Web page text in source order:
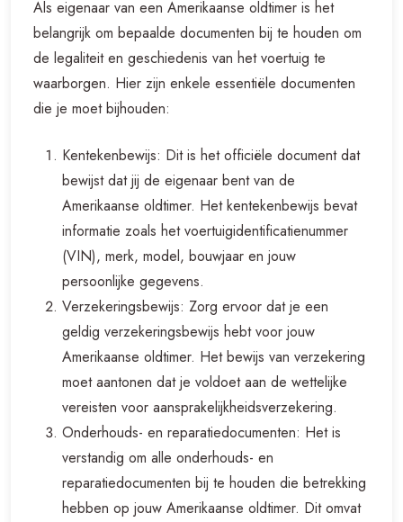
Als eigenaar van een Amerikaanse oldtimer is het
belangrijk om bepaalde documenten bij te houden om
de legaliteit en geschiedenis van het voertuig te
waarborgen. Hier zijn enkele essentiële documenten
die je moet bijhouden:
Kentekenbewijs: Dit is het officiële document dat
bewijst dat jij de eigenaar bent van de
Amerikaanse oldtimer. Het kentekenbewijs bevat
informatie zoals het voertuigidentificatienummer
(VIN), merk, model, bouwjaar en jouw
persoonlijke gegevens.
Verzekeringsbewijs: Zorg ervoor dat je een
geldig verzekeringsbewijs hebt voor jouw
Amerikaanse oldtimer. Het bewijs van verzekering
moet aantonen dat je voldoet aan de wettelijke
vereisten voor aansprakelijkheidsverzekering.
Onderhouds- en reparatiedocumenten: Het is
verstandig om alle onderhouds- en
reparatiedocumenten bij te houden die betrekking
hebben op jouw Amerikaanse oldtimer. Dit omvat